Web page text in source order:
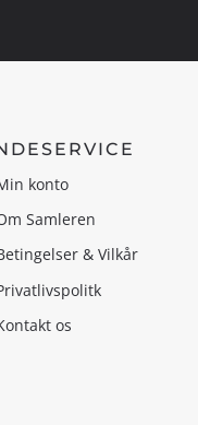
konto
Samleren
& Vilkår
os